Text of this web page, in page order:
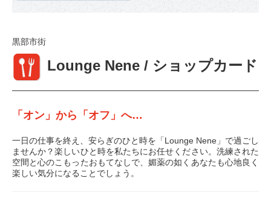
黒部市街
① Lounge Nene / ショップカード
「オン」から「オフ」へ…
一日の仕事を終え、安らぎのひと時を「Lounge Nene」で過ごし
ませんか？楽しいひと時を私たちにお任せください。洗練された
空間と心のこもったおもてなしで、媚薬の如くあなたも心地良く
楽しい気分になることでしょう。